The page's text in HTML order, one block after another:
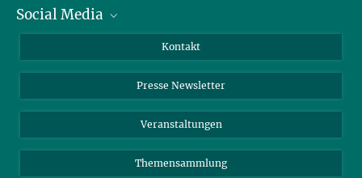
Zahlen und Fakten
Bluesky
TikTok
Social Media
Instagram
YouTube
Kontakt
Presse Newsletter
Veranstaltungen
Themensammlung